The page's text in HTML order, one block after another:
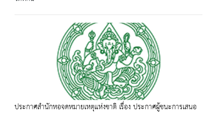
ประกาศสำนักหอจดหมายเหตุแห่งชาติ เรื่อง ประกาศผู้ชนะการเสนอ